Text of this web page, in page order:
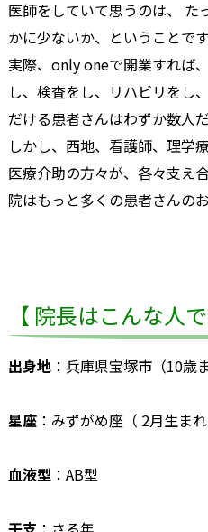
医師をしていて思うのは、 た
かに少ないか、ということです
実際、only oneで開業すれば
し、検査をし、リハビリをし
だける患者さんはわずか数人
しかし、西地、看護師、理学
医療介助の方々が、各々支え
院はもっと多くの患者さんの
【 院長はこんな人で
出身地：兵庫県宝塚市（10歳
星座：みずがめ座（ 2月生ま
血液型：AB型